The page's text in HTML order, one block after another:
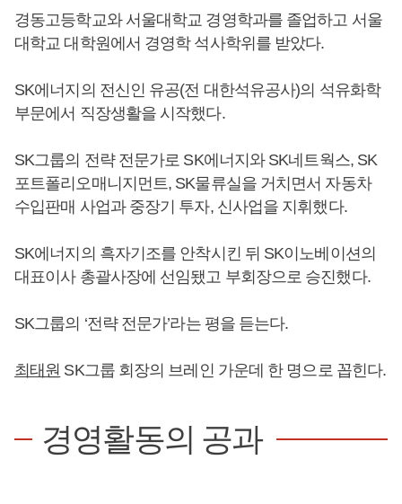
경동고등학교와 서울대학교 경영학과를 졸업하고 서울
대학교 대학원에서 경영학 석사학위를 받았다.
SK에너지의 전신인 유공(전 대한석유공사)의 석유화학
부문에서 직장생활을 시작했다.
SK그룹의 전략 전문가로 SK에너지와 SK네트웍스, SK
포트폴리오매니지먼트, SK물류실을 거치면서 자동차
수입판매 사업과 중장기 투자, 신사업을 지휘했다.
SK에너지의 흑자기조를 안착시킨 뒤 SK이노베이션의
대표이사 총괄사장에 선임됐고 부회장으로 승진했다.
SK그룹의 ‘전략 전문가’라는 평을 듣는다.
최태원 SK그룹 회장의 브레인 가운데 한 명으로 꼽힌다.
경영활동의 공과